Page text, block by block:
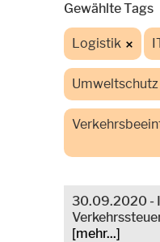
Gewählte Tags
Logistik
Umweltschutz
30.09.2020 -
[mehr...]